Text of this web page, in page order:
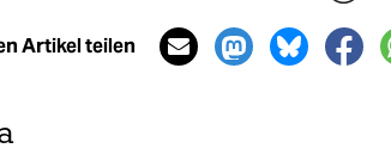
Artikel teilen